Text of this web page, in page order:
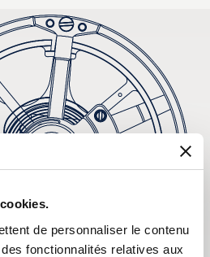
de personnaliser le contenu
fonctionnalités relatives aux